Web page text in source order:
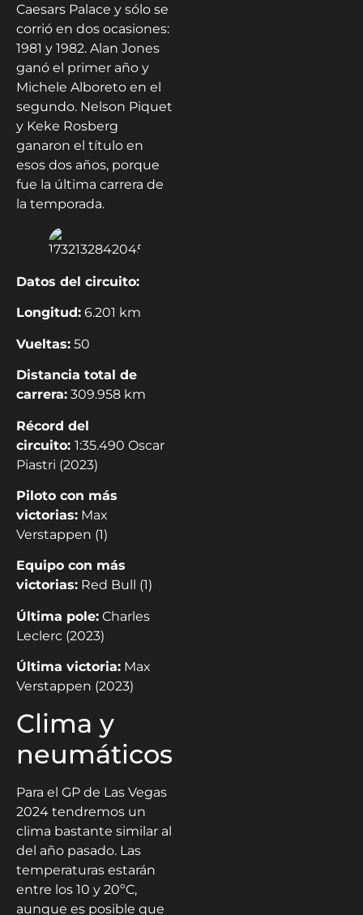
Caesars Palace y sólo se
corrió en dos ocasiones:
1981 y 1982. Alan Jones
ganó el primer año y
Michele Alboreto en el
segundo. Nelson Piquet
y Keke Rosberg
ganaron el título en
esos dos años, porque
fue la última carrera de
la temporada.
Datos del circuito:
Longitud: 6.201 km
Vueltas: 50
Distancia total de
carrera: 309.958 km
Récord del
circuito: 1:35.490 Oscar
Piastri (2023)
Piloto con más
victorias: Max
Verstappen (1)
Equipo con más
victorias: Red Bull (1)
Última pole: Charles
Leclerc (2023)
Última victoria: Max
Verstappen (2023)
Clima y
neumáticos
Para el GP de Las Vegas
2024 tendremos un
clima bastante similar al
del año pasado. Las
temperaturas estarán
entre los 10 y 20ºC,
aunque es posible que